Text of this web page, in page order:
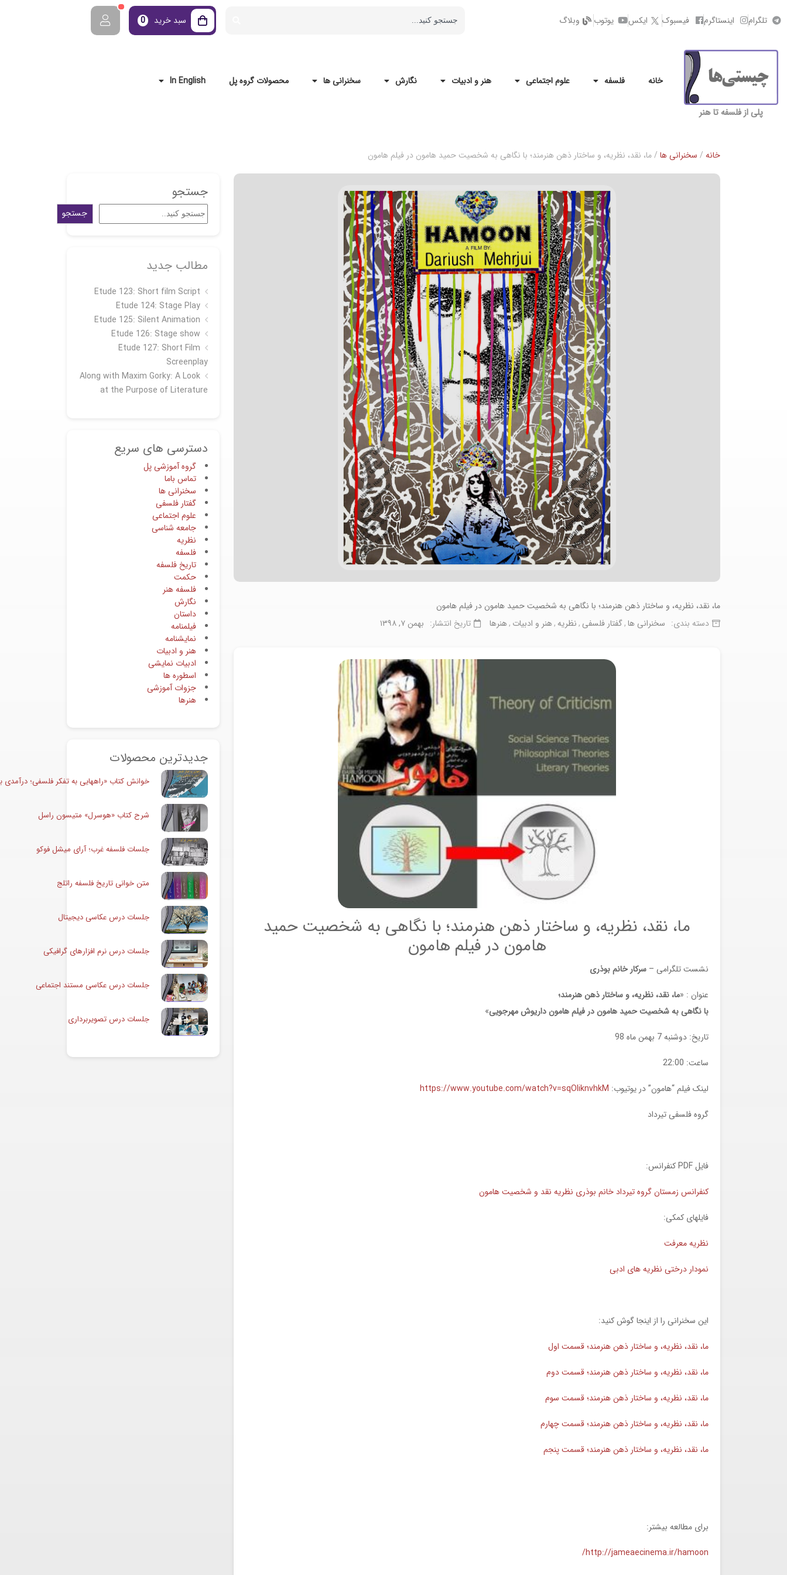
تلگرام اینستاگرم فیسبوک ایکس یوتوب وبلاگ سبد خرید 0
پلی از فلسفه تا هنر
خانه فلسفه علوم اجتماعی هنر و ادبیات نگارش سخنرانی ها محصولات گروه پل In English
خانه / سخنرانی ها / ما، نقد، نظریه، و ساختار ذهن هنرمند؛ با نگاهی به شخصیت حمید هامون در فیلم هامون
ما، نقد، نظریه، و ساختار ذهن هنرمند؛ با نگاهی به شخصیت حمید هامون در فیلم هامون
دسته بندی: سخنرانی ها گفتار فلسفی نظریه هنر و ادبیات هنرها تاریخ انتشار: بهمن ۷, ۱۳۹۸
ما، نقد، نظریه، و ساختار ذهن هنرمند؛ با نگاهی به شخصیت حمید
هامون در فیلم هامون
نشست تلگرامی – سرکار خانم بوذری
عنوان : «ما، نقد، نظریه، و ساختار ذهن هنرمند؛
با نگاهی به شخصیت حمید هامون در فیلم هامون داریوش مهرجویی»
تاریخ: دوشنبه 7 بهمن ماه 98
ساعت: 22:00
لینک فیلم “هامون” در یوتیوب: https://www.youtube.com/watch?v=sqOIiknvhkM
گروه فلسفی تیرداد
فایل PDF کنفرانس:
کنفرانس زمستان گروه تیرداد خانم بوذری نظریه نقد و شخصیت هامون
فایلهای کمکی:
نظریه معرفت
نمودار درختی نظریه های ادبی
این سخنرانی را از اینجا گوش کنید:
ما، نقد، نظریه، و ساختار ذهن هنرمند؛ قسمت اول
ما، نقد، نظریه، و ساختار ذهن هنرمند؛ قسمت دوم
ما، نقد، نظریه، و ساختار ذهن هنرمند؛ قسمت سوم
ما، نقد، نظریه، و ساختار ذهن هنرمند؛ قسمت چهارم
ما، نقد، نظریه، و ساختار ذهن هنرمند؛ قسمت پنجم
برای مطالعه بیشتر:
http://jameaecinema.ir/hamoon/
جستجو
جستجو
مطالب جدید
Etude 123: Short film Script
Etude 124: Stage Play
Etude 125: Silent Animation
Etude 126: Stage show
Étude 127: Short Film
Screenplay
Along with Maxim Gorky: A Look
at the Purpose of Literature
دسترسی های سریع
گروه آموزشی پل
تماس باما
سخنرانی ها
گفتار فلسفی
علوم اجتماعی
جامعه شناسی
نظریه
فلسفه
تاریخ فلسفه
حکمت
فلسفه هنر
نگارش
داستان
فیلمنامه
نمایشنامه
هنر و ادبیات
ادبیات نمایشی
اسطوره ها
جزوات آموزشی
هنرها
جدیدترین محصولات
خوانش کتاب «راههایی به تفکر فلسفی؛ درآمدی
شرح کتاب «هوسرل» متیسون راسل
جلسات فلسفه غرب؛ آرای میشل فوکو
متن خوانی تاریخ فلسفه راتلج
جلسات درس عکاسی دیجیتال
جلسات درس نرم افزارهای گرافیکی
جلسات درس عکاسی مستند اجتماعی
جلسات درس تصویربرداری